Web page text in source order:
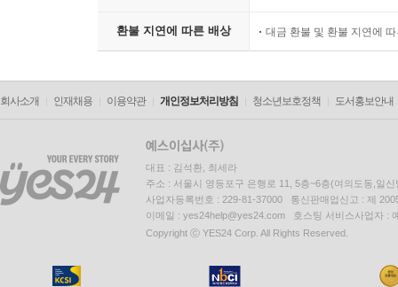
환불 지연에 따른 배상 대금 환불 및 환불 지연에
회사소개 인재채용 이용약관 개인정보처리방침 청소년보호정책 도서홍보안내
대표 : 김석환, 최세라
주소 : 서울시 영등포구 은행로 11, 5층~6층(여의도동,일신
사업자등록번호 : 229-81-37000 통신판매업신고 : 제
이메일 : yes24help@yes24.com 호스팅 서비스사업자 :
Copyright ⓒ YES24 Corp. All Rights Reserved.